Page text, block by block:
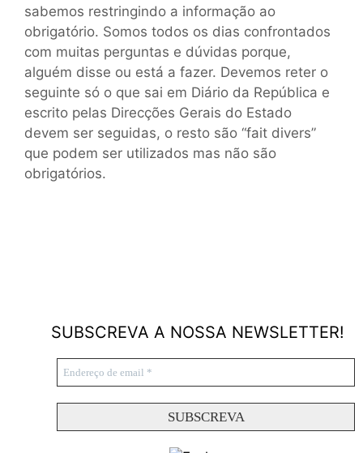
sabemos restringindo a informação ao
obrigatório. Somos todos os dias confrontados
com muitas perguntas e dúvidas porque,
alguém disse ou está a fazer. Devemos reter o
seguinte só o que sai em Diário da República e
escrito pelas Direcções Gerais do Estado
devem ser seguidas, o resto são “fait divers”
que podem ser utilizados mas não são
obrigatórios.
SUBSCREVA A NOSSA NEWSLETTER!